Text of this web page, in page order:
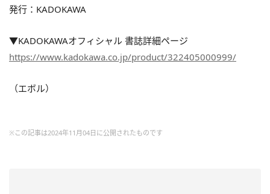
発行：KADOKAWA
▼KADOKAWAオフィシャル 書誌詳細ページ
https://www.kadokawa.co.jp/product/322405000999/
（エボル）
※この記事は2024年11月04日に公開されたものです